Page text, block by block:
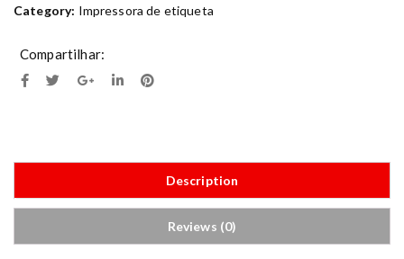
Category: Impressora de etiqueta
Compartilhar:
Description
Reviews (0)